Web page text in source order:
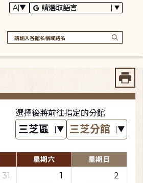
選擇後將前往指定的分館
星期六 星期日
31
1
2